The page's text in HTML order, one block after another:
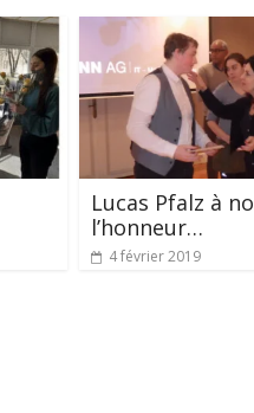
Lucas Pfalz à
l’honneur…
4 février 2019